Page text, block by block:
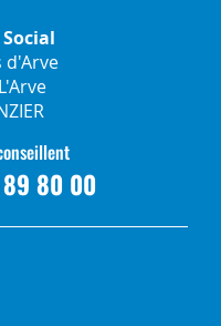
d'Arve
80 00